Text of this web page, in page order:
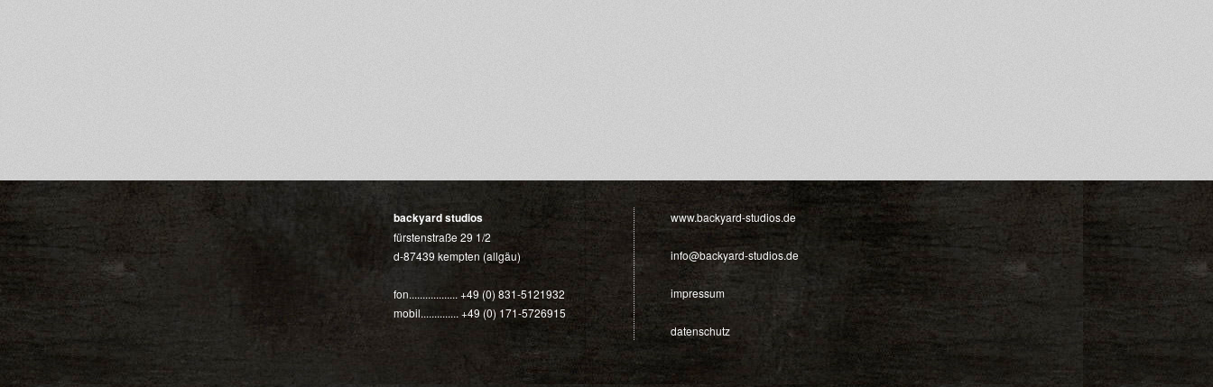
backyard studios
fürstenstraße 29 1/2
d-87439 kempten (allgäu)
fon.................. +49 (0) 831-5121932
mobil.............. +49 (0) 171-5726915
www.backyard-studios.de
info@backyard-studios.de
impressum
datenschutz